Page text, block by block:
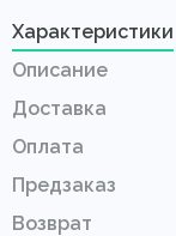
Характеристики
Описание
Доставка
Оплата
Предзаказ
Возврат